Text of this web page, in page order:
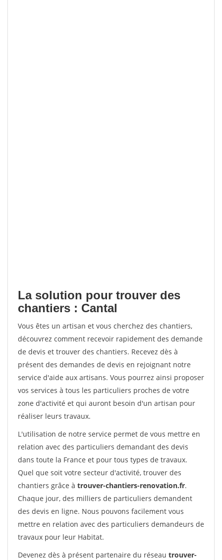
La solution pour trouver des
chantiers : Cantal
Vous êtes un artisan et vous cherchez des chantiers,
découvrez comment recevoir rapidement des demande
de devis et trouver des chantiers. Recevez dès à
présent des demandes de devis en rejoignant notre
service d'aide aux artisans. Vous pourrez ainsi proposer
vos services à tous les particuliers proches de votre
zone d'activité et qui auront besoin d'un artisan pour
réaliser leurs travaux.
L'utilisation de notre service permet de vous mettre en
relation avec des particuliers demandant des devis
dans toute la France et pour tous types de travaux.
Quel que soit votre secteur d'activité, trouver des
chantiers grâce à trouver-chantiers-renovation.fr.
Chaque jour, des milliers de particuliers demandent
des devis en ligne. Nous pouvons facilement vous
mettre en relation avec des particuliers demandeurs de
travaux pour leur Habitat.
Devenez dès à présent partenaire du réseau trouver-